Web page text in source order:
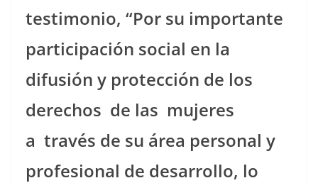
testimonio, “Por su importante
participación social en la
difusión y protección de los
derechos de las mujeres
a través de su área personal y
profesional de desarrollo, lo